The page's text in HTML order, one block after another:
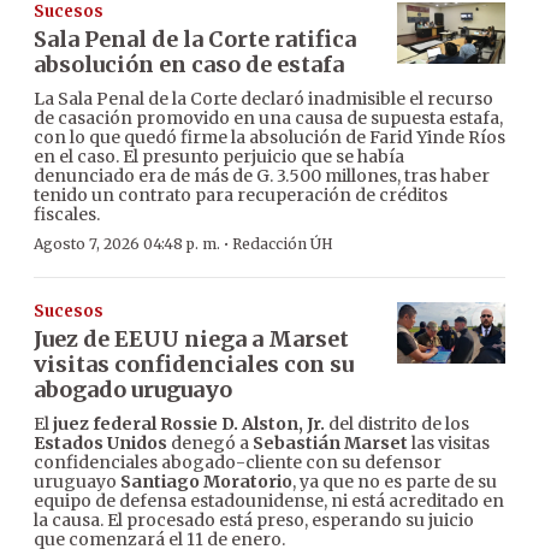
Sucesos
Sala Penal de la Corte ratifica
absolución en caso de estafa
La Sala Penal de la Corte declaró inadmisible el recurso
de casación promovido en una causa de supuesta estafa,
con lo que quedó firme la absolución de Farid Yinde Ríos
en el caso. El presunto perjuicio que se había
denunciado era de más de G. 3.500 millones, tras haber
tenido un contrato para recuperación de créditos
fiscales.
Agosto 7, 2026 04:48 p. m. · Redacción ÚH
Sucesos
Juez de EEUU niega a Marset
visitas confidenciales con su
abogado uruguayo
Eljuez federal Rossie D. Alston, Jr. del distrito de los
Estados Unidos denegó a Sebastián Marset las visitas
confidenciales abogado-cliente con su defensor
uruguayo Santiago Moratorio, ya que no es parte de su
equipo de defensa estadounidense, ni está acreditado en
la causa. El procesado está preso, esperando su juicio
que comenzará el 11 de enero.